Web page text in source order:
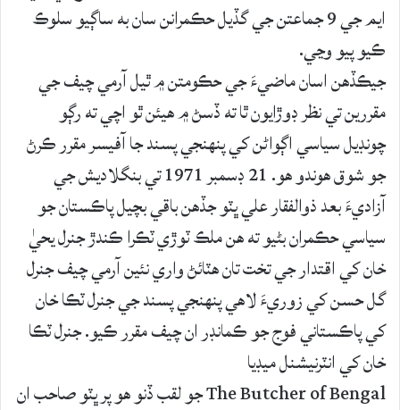
ايم جي 9 جماعتن جي گڏيل حڪمرانن سان به ساڳيو سلوڪ
ڪيو پيو وڃي.
جيڪڏهن اسان ماضيءَ جي حڪومتن ۾ ٿيل آرمي چيف جي
مقررين تي نظر ڊوڙايون ٿا ته ڏسڻ ۾ ھيئن ٿو اچي ته رڳو
چونڊيل سياسي اڳواڻن کي پنهنجي پسند جا آفيسر مقرر ڪرڻ
جو شوق هوندو هو. 21 ڊسمبر 1971 تي بنگلاديش جي
آزاديءَ بعد ذوالفقار علي ڀٽو جڏهن باقي بچيل پاڪستان جو
سياسي حڪمران بڻيو ته ھن ملڪ ٽوڙي ٽڪرا ڪندڙ جنرل يحيٰ
خان کي اقتدار جي تخت تان ھٽائڻ واري نئين آرمي چيف جنرل
گل حسن کي زوريءَ لاھي پنهنجي پسند جي جنرل ٽڪا خان
کي پاڪستاني فوج جو ڪمانڊر ان چيف مقرر ڪيو. جنرل ٽڪا
خان کي انٽرنيشنل ميڊيا
The Butcher of Bengal جو لقب ڏنو ھو پر ڀٽو صاحب ان